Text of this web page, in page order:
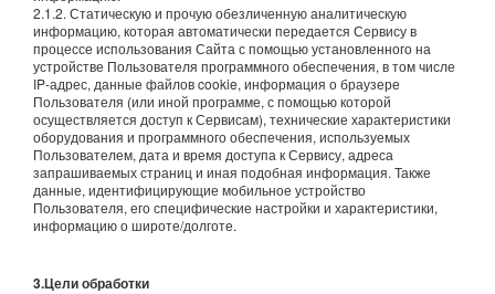
2.1.2. Статическую и прочую обезличенную аналитическую
информацию, которая автоматически передается Сервису в
процессе использования Сайта с помощью установленного на
устройстве Пользователя программного обеспечения, в том числе
IP-адрес, данные файлов cookie, информация о браузере
Пользователя (или иной программе, с помощью которой
осуществляется доступ к Сервисам), технические характеристики
оборудования и программного обеспечения, используемых
Пользователем, дата и время доступа к Сервису, адреса
запрашиваемых страниц и иная подобная информация. Также
данные, идентифицирующие мобильное устройство
Пользователя, его специфические настройки и характеристики,
информацию о широте/долготе.
3.Цели обработки